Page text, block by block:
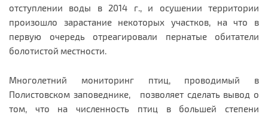
отступлении воды в 2014 г., и осушении территории
произошло зарастание некоторых участков, на что в
первую очередь отреагировали пернатые обитатели
болотистой местности.
Многолетний мониторинг птиц, проводимый в
Полистовском заповеднике, позволяет сделать вывод о
том, что на численность птиц в большей степени